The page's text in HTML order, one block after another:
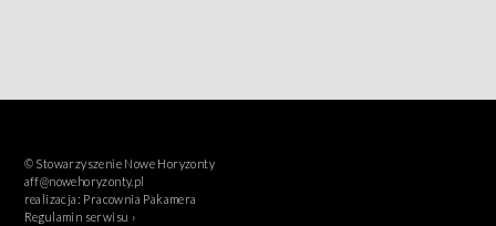
© Stowarzyszenie Nowe Horyzonty
aff@nowehoryzonty.pl
realizacja: Pracownia Pakamera
Regulamin serwisu ›